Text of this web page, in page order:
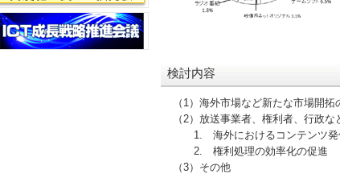
検討内容
（1）海外市場など新たな市場開
（2）放送事業者、権利者、行政
1. 海外におけるコンテンツ発
2. 権利処理の効率化の促進
（3）その他